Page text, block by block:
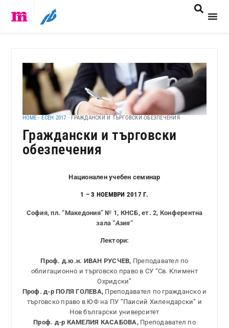
HOME - ЕСЕН 2017 - ГРАЖДАНСКИ И ТЪРГОВСКИ ОБЕЗПЕЧЕНИЯ
Граждански и търговски
обезпечения
Национален учебен семинар
1 – 3 НОЕМВРИ 2017 Г.
София, пл. “Македония” № 1, КНСБ, ет. 2, Конферентна
зала “Азия“
Лектори:
Проф. д.ю.н. ИВАН РУСЧЕВ, Преподавател по
облигационно и търговско право в СУ “Св. Климент
Охридски”
Проф. д-р ПОЛЯ ГОЛЕВА, Преподавател по гражданско и
търговско право в ЮФ на ПУ “Паисий Хилендарски” и
Нов български университет
Проф. д-р КАМЕЛИЯ КАСАБОВА,Преподавател по